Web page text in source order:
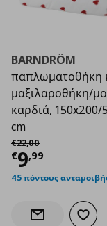
BARNDRÖM
παπλωματοθήκη
μαξιλαροθήκη/
καρδιά, 150x200/
cm
€22,00
Αρχική τιμή
€9,99
Τρέχουσα
45 πόντους
Ενημέρωση